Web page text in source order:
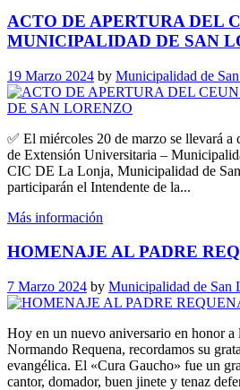
ACTO DE APERTURA DEL
MUNICIPALIDAD DE SAN
19 Marzo 2024 by Municipalidad de
✅ El miércoles 20 de marzo se llevará a
de Extensión Universitaria –
CIC DE La Lonja, Municipalidad de
participarán el Intendente de la...
Más información
HOMENAJE AL PADRE
7 Marzo 2024 by Municipalidad de San
Hoy en un nuevo aniversario en honor a
Normando Requena, recordamos su
evangélica. El «Cura Gaucho» fue un
cantor, domador, buen jinete y tenaz